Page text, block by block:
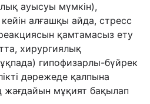
ауысуы мүмкін),
алғашқы айда, стресс
қамтамасыз ету
хирургиялық
гипофизарлы-бүйрек
дәрежеде қалпына
жағдайын мұқият бақылап